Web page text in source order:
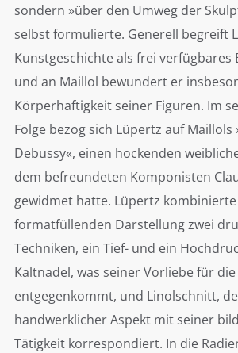
sondern »über den Umweg der
selbst formulierte. Generell begreift
Kunstgeschichte als frei
und an Maillol bewundert er
Körperhaftigkeit seiner Figuren. Im
Folge bezog sich Lüpertz auf
Debussy«, einen hockenden
dem befreundeten Komponisten
gewidmet hatte. Lüpertz
formatfüllenden Darstellung zwei
Techniken, ein Tief- und ein
Kaltnadel, was seiner Vorliebe für
entgegenkommt, und Linolschnitt,
handwerklicher Aspekt mit seiner
Tätigkeit korrespondiert. In die